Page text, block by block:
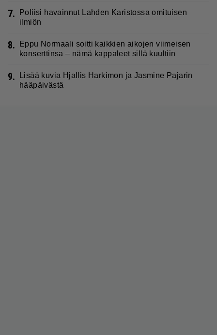
7.
Poliisi havainnut Lahden Karistossa omituisen
ilmiön
8.
Eppu Normaali soitti kaikkien aikojen viimeisen
konserttinsa – nämä kappaleet sillä kuultiin
9.
Lisää kuvia Hjallis Harkimon ja Jasmine Pajarin
hääpäivästä